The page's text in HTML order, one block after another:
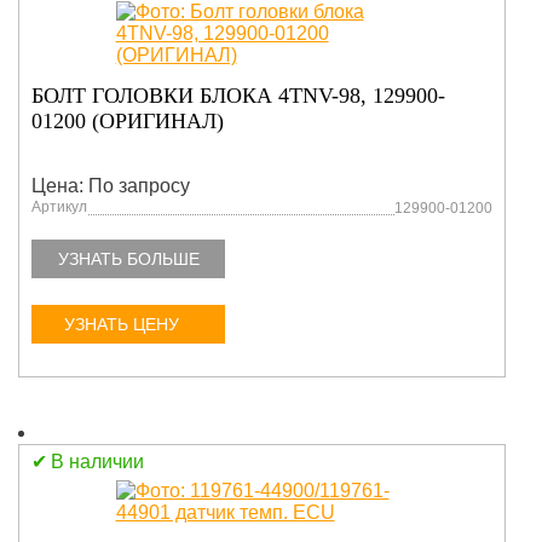
БОЛТ ГОЛОВКИ БЛОКА 4TNV-98, 129900-
01200 (ОРИГИНАЛ)
Цена: По запросу
Артикул 129900-01200
УЗНАТЬ БОЛЬШЕ
УЗНАТЬ ЦЕНУ
В наличии